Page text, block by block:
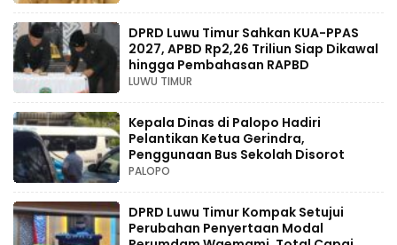
DPRD Luwu Timur Sahkan KUA-PPAS
2027, APBD Rp2,26 Triliun Siap Dikawal
hingga Pembahasan RAPBD
LUWU TIMUR
Kepala Dinas di Palopo Hadiri
Pelantikan Ketua Gerindra,
Penggunaan Bus Sekolah Disorot
PALOPO
DPRD Luwu Timur Kompak Setujui
Perubahan Penyertaan Modal